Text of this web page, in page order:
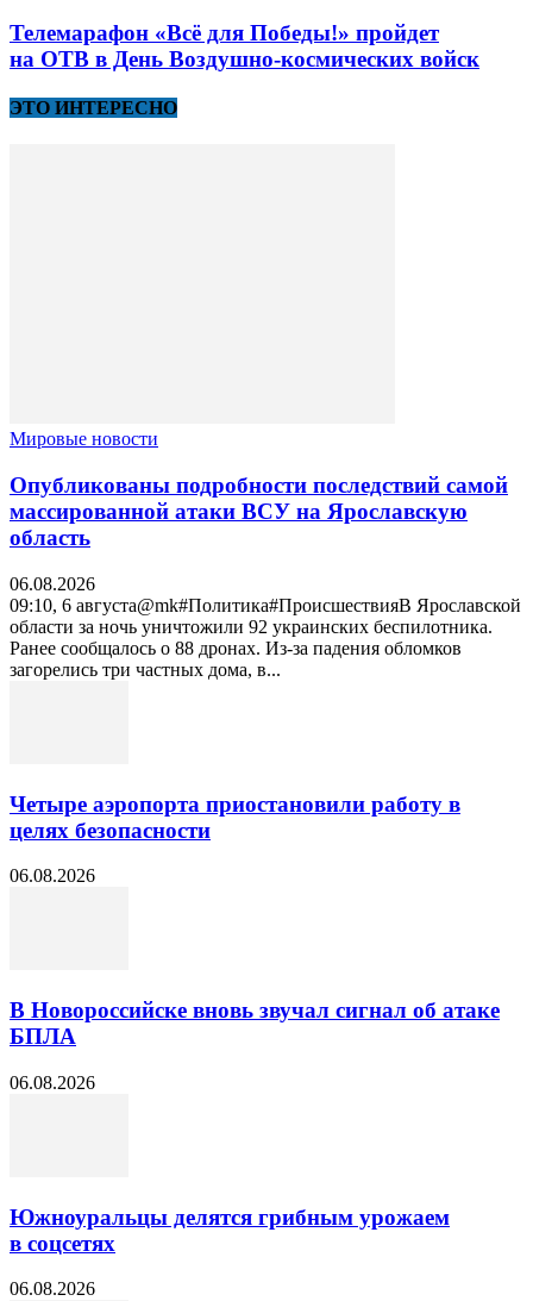
Телемарафон «Всё для Победы!» пройдет
на ОТВ в День Воздушно-космических войск
ЭТО ИНТЕРЕСНО
Мировые новости
Опубликованы подробности последствий самой
массированной атаки ВСУ на Ярославскую
область
06.08.2026
09:10, 6 августа@mk#Политика#ПроисшествияВ Ярославской
области за ночь уничтожили 92 украинских беспилотника.
Ранее сообщалось о 88 дронах. Из-за падения обломков
загорелись три частных дома, в...
Четыре аэропорта приостановили работу в
целях безопасности
06.08.2026
В Новороссийске вновь звучал сигнал об атаке
БПЛА
06.08.2026
Южноуральцы делятся грибным урожаем
в соцсетях
06.08.2026